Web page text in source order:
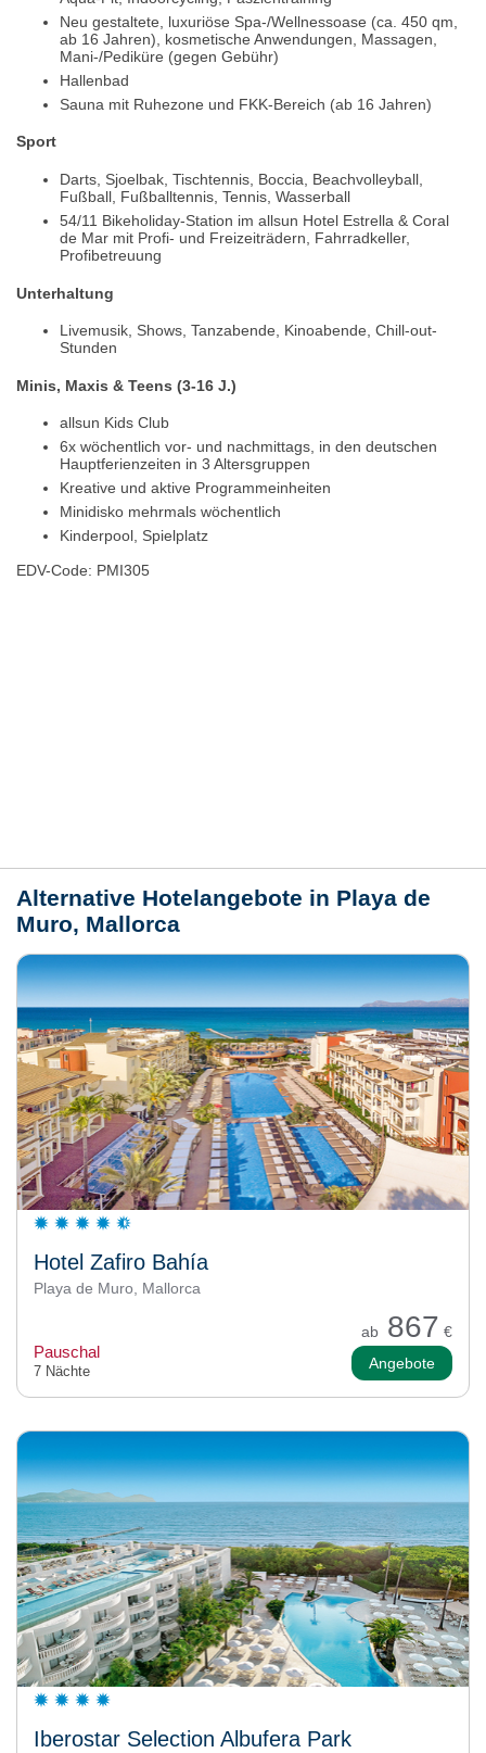
Neu gestaltete, luxuriöse Spa-/Wellnessoase (ca. 450 qm,
ab 16 Jahren), kosmetische Anwendungen, Massagen,
Mani-/Pediküre (gegen Gebühr)
Hallenbad
Sauna mit Ruhezone und FKK-Bereich (ab 16 Jahren)
Sport
Darts, Sjoelbak, Tischtennis, Boccia, Beachvolleyball,
Fußball, Fußballtennis, Tennis, Wasserball
54/11 Bikeholiday-Station im allsun Hotel Estrella & Coral
de Mar mit Profi- und Freizeiträdern, Fahrradkeller,
Profibetreuung
Unterhaltung
Livemusik, Shows, Tanzabende, Kinoabende, Chill-out-
Stunden
Minis, Maxis & Teens (3-16 J.)
allsun Kids Club
6x wöchentlich vor- und nachmittags, in den deutschen
Hauptferienzeiten in 3 Altersgruppen
Kreative und aktive Programmeinheiten
Minidisko mehrmals wöchentlich
Kinderpool, Spielplatz
EDV-Code: PMI305
Alternative Hotelangebote in Playa de
Muro, Mallorca
Hotel Zafiro Bahía
Playa de Muro, Mallorca
ab 867 €
Pauschal
7 Nächte Angebote
Iberostar Selection Albufera Park